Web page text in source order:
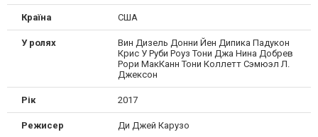
Країна США
У ролях
Вин Дизель Донни Йен Дипика Падукон
Крис У Руби Роуз Тони Джа Нина Добрев
Рори МакКанн Тони Коллетт Сэмюэл Л.
Джексон
Рік 2017
Режисер Ди Джей Карузо